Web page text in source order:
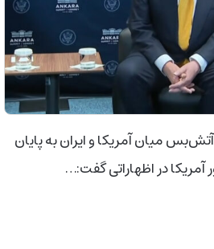
میان آمریکا و ایران به پایان
در اظهاراتی گفت:…